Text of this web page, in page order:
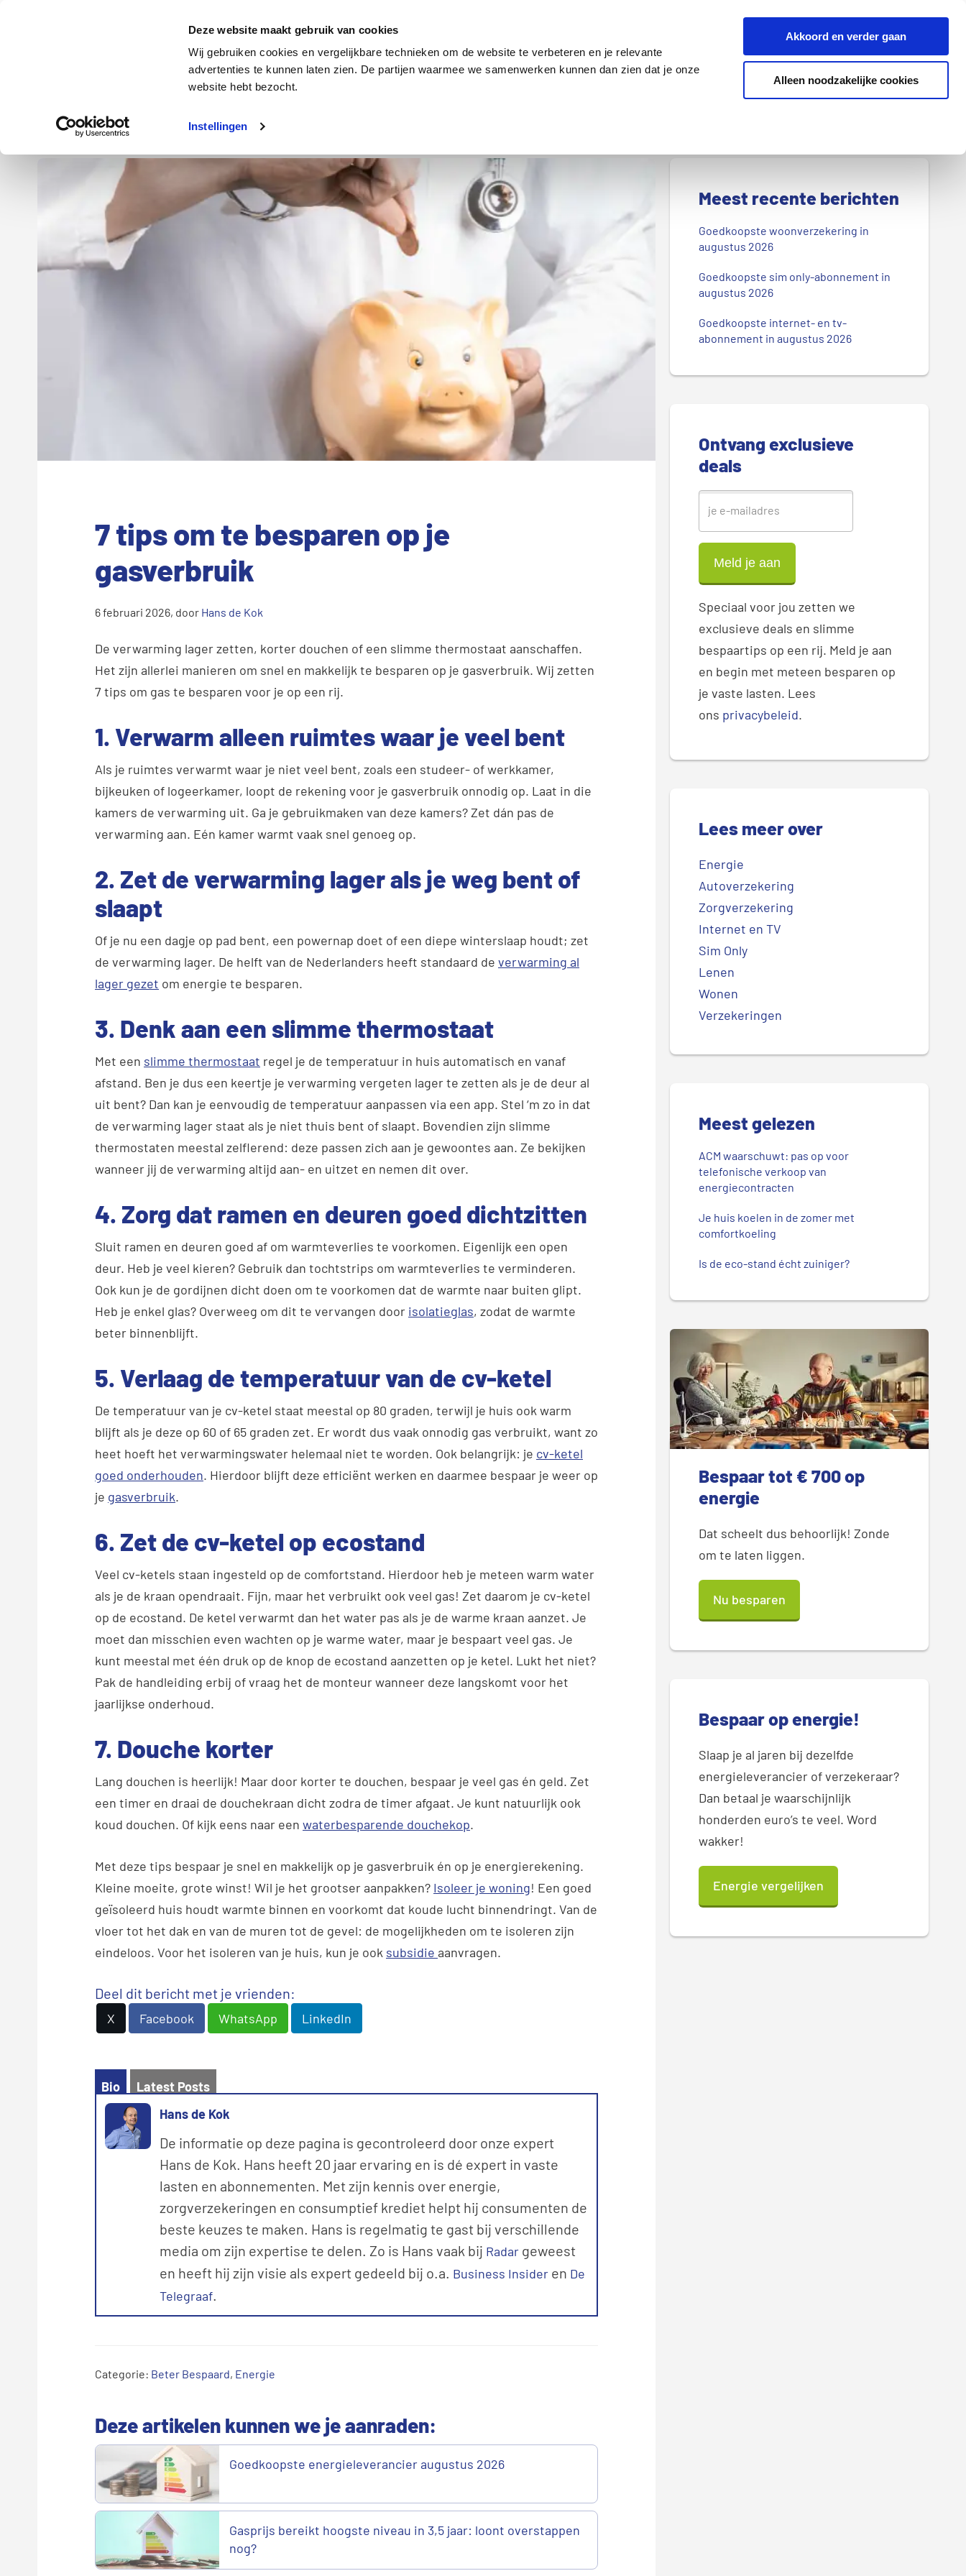
Deze website maakt gebruik van cookies
Wij gebruiken cookies en vergelijkbare technieken om de website te verbeteren en je relevante
advertenties te kunnen laten zien. De partijen waarmee we samenwerken kunnen dan zien dat je onze
website hebt bezocht.
Instellingen
Akkoord en verder gaan
Alleen noodzakelijke cookies
Energie Verzekeringen Internet en tv
Z
e
k
d
n
b
o
g
.
.
Energie Autoverzekering
7 tips om te besparen op je
gasverbruik
6 februari 2026, door Hans de Kok
De verwarming lager zetten, korter douchen of een slimme thermostaat aanschaffen.
Het zijn allerlei manieren om snel en makkelijk te besparen op je gasverbruik. Wij zetten
7 tips om gas te besparen voor je op een rij.
1. Verwarm alleen ruimtes waar je veel bent
Als je ruimtes verwarmt waar je niet veel bent, zoals een studeer- of werkkamer,
bijkeuken of logeerkamer, loopt de rekening voor je gasverbruik onnodig op. Laat in die
kamers de verwarming uit. Ga je gebruikmaken van deze kamers? Zet dán pas de
verwarming aan. Eén kamer warmt vaak snel genoeg op.
2. Zet de verwarming lager als je weg bent of
slaapt
Of je nu een dagje op pad bent, een powernap doet of een diepe winterslaap houdt; zet
de verwarming lager. De helft van de Nederlanders heeft standaard de verwarming al
lager gezet om energie te besparen.
3. Denk aan een slimme thermostaat
Met een slimme thermostaat regel je de temperatuur in huis automatisch en vanaf
afstand. Ben je dus een keertje je verwarming vergeten lager te zetten als je de deur al
uit bent? Dan kan je eenvoudig de temperatuur aanpassen via een app. Stel ‘m zo in dat
de verwarming lager staat als je niet thuis bent of slaapt. Bovendien zijn slimme
thermostaten meestal zelflerend: deze passen zich aan je gewoontes aan. Ze bekijken
wanneer jij de verwarming altijd aan- en uitzet en nemen dit over.
4. Zorg dat ramen en deuren goed dichtzitten
Sluit ramen en deuren goed af om warmteverlies te voorkomen. Eigenlijk een open
deur. Heb je veel kieren? Gebruik dan tochtstrips om warmteverlies te verminderen.
Ook kun je de gordijnen dicht doen om te voorkomen dat de warmte naar buiten glipt.
Heb je enkel glas? Overweeg om dit te vervangen door isolatieglas, zodat de warmte
beter binnenblijft.
5. Verlaag de temperatuur van de cv-ketel
De temperatuur van je cv-ketel staat meestal op 80 graden, terwijl je huis ook warm
blijft als je deze op 60 of 65 graden zet. Er wordt dus vaak onnodig gas verbruikt, want zo
heet hoeft het verwarmingswater helemaal niet te worden. Ook belangrijk: je cv-ketel
goed onderhouden. Hierdoor blijft deze efficiënt werken en daarmee bespaar je weer op
je gasverbruik.
6. Zet de cv-ketel op ecostand
Veel cv-ketels staan ingesteld op de comfortstand. Hierdoor heb je meteen warm water
als je de kraan opendraait. Fijn, maar het verbruikt ook veel gas! Zet daarom je cv-ketel
op de ecostand. De ketel verwarmt dan het water pas als je de warme kraan aanzet. Je
moet dan misschien even wachten op je warme water, maar je bespaart veel gas. Je
kunt meestal met één druk op de knop de ecostand aanzetten op je ketel. Lukt het niet?
Pak de handleiding erbij of vraag het de monteur wanneer deze langskomt voor het
jaarlijkse onderhoud.
7. Douche korter
Lang douchen is heerlijk! Maar door korter te douchen, bespaar je veel gas én geld. Zet
een timer en draai de douchekraan dicht zodra de timer afgaat. Je kunt natuurlijk ook
koud douchen. Of kijk eens naar een waterbesparende douchekop.
Met deze tips bespaar je snel en makkelijk op je gasverbruik én op je energierekening.
Kleine moeite, grote winst! Wil je het grootser aanpakken? Isoleer je woning! Een goed
geïsoleerd huis houdt warmte binnen en voorkomt dat koude lucht binnendringt. Van de
vloer tot het dak en van de muren tot de gevel: de mogelijkheden om te isoleren zijn
eindeloos. Voor het isoleren van je huis, kun je ook subsidie aanvragen.
Deel dit bericht met je vrienden:
X Facebook WhatsApp LinkedIn
Bio
Latest Posts
Hans de Kok
De informatie op deze pagina is gecontroleerd door onze expert
Hans de Kok. Hans heeft 20 jaar ervaring en is dé expert in vaste
lasten en abonnementen. Met zijn kennis over energie,
zorgverzekeringen en consumptief krediet helpt hij consumenten de
beste keuzes te maken. Hans is regelmatig te gast bij verschillende
media om zijn expertise te delen. Zo is Hans vaak bij Radar geweest
en heeft hij zijn visie als expert gedeeld bij o.a. Business Insider en De
Telegraaf.
Categorie: Beter Bespaard, Energie
Deze artikelen kunnen we je aanraden:
Goedkoopste energieleverancier augustus 2026
Gasprijs bereikt hoogste niveau in 3,5 jaar: loont overstappen
nog?
P
e
Meest recente berichten
Goedkoopste woonverzekering in
augustus 2026
Goedkoopste sim only-abonnement in
augustus 2026
Goedkoopste internet- en tv-
abonnement in augustus 2026
Ontvang exclusieve
deals
Speciaal voor jou zetten we
exclusieve deals en slimme
bespaartips op een rij. Meld je aan
en begin met meteen besparen op
je vaste lasten. Lees
ons privacybeleid.
Lees meer over
Energie
Autoverzekering
Zorgverzekering
Internet en TV
Sim Only
Lenen
Wonen
Verzekeringen
Meest gelezen
ACM waarschuwt: pas op voor
telefonische verkoop van
energiecontracten
Je huis koelen in de zomer met
comfortkoeling
Is de eco-stand écht zuiniger?
Bespaar tot € 700 op
energie
Dat scheelt dus behoorlijk! Zonde
om te laten liggen.
Nu besparen
Bespaar op energie!
Slaap je al jaren bij dezelfde
energieleverancier of verzekeraar?
Dan betaal je waarschijnlijk
honderden euro’s te veel. Word
wakker!
Energie vergelijken